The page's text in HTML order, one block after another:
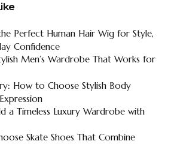
Perfect Human Hair Wig for Style,
Confidence
Men’s Wardrobe That Works for
How to Choose Stylish Body
a Timeless Luxury Wardrobe with
Skate Shoes That Combine